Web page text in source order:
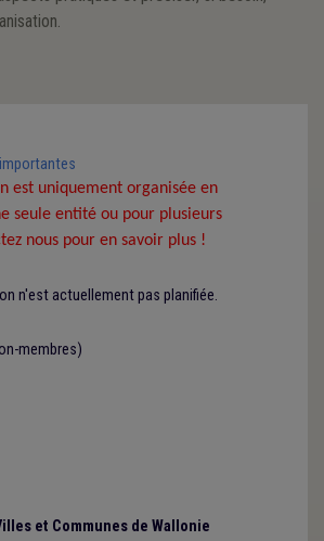
est uniquement organisée en
seule entité ou pour plusieurs
nous pour en savoir plus !
n'est actuellement pas planifiée.
membres)
et Communes de Wallonie